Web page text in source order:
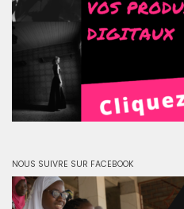
NOUS SUIVRE SUR FACEBOOK